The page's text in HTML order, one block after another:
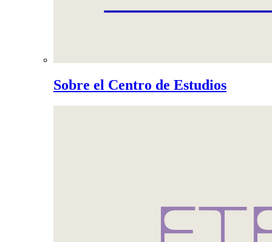
Sobre el Centro de Estudios